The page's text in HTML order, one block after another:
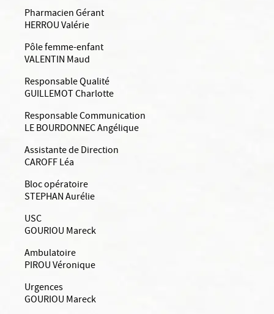
Pharmacien Gérant
HERROU Valérie
Pôle femme-enfant
VALENTIN Maud
Responsable Qualité
GUILLEMOT Charlotte
Responsable Communication
LE BOURDONNEC Angélique
Assistante de Direction
CAROFF Léa
Bloc opératoire
STEPHAN Aurélie
USC
GOURIOU Mareck
Ambulatoire
PIROU Véronique
Urgences
GOURIOU Mareck